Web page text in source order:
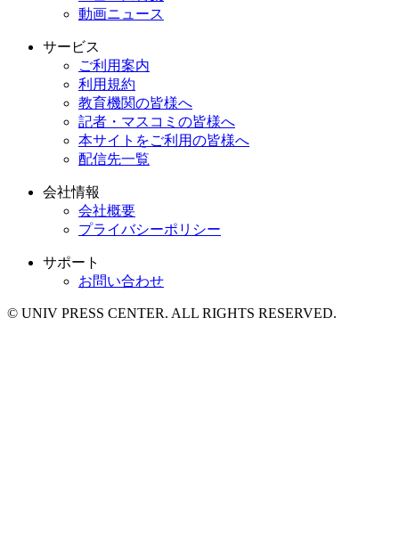
動画ニュース
サービス
ご利用案内
利用規約
教育機関の皆様へ
記者・マスコミの皆様へ
本サイトをご利用の皆様へ
配信先一覧
会社情報
会社概要
プライバシーポリシー
サポート
お問い合わせ
© UNIV PRESS CENTER. ALL RIGHTS RESERVED.